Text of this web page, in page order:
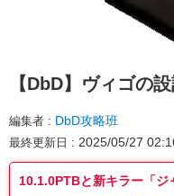
【DbD】 ヴィゴの
編集者 DbD攻略班
最終更新日 2025/05/27
10.1.0PTBと新キラー「ジ